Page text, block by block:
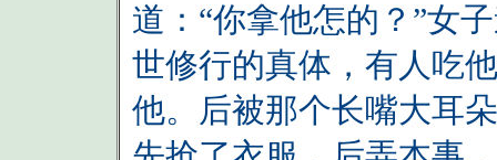
道：“你拿他怎的？”女
世修行的真体，有人吃
他。后被那个长嘴大耳